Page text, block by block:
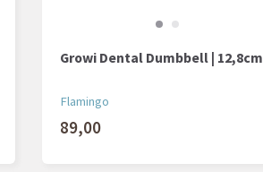
Growi Dental Dumbbell | 12,8cm
Flamingo
89,00